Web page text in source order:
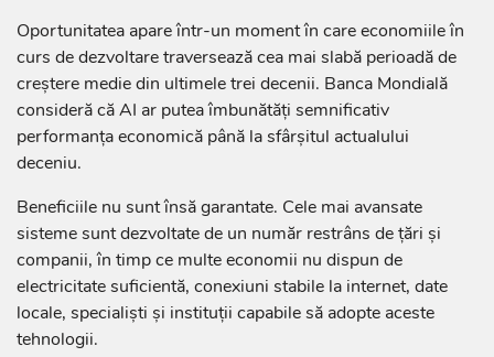
Oportunitatea apare într-un moment în care economiile în
curs de dezvoltare traversează cea mai slabă perioadă de
creștere medie din ultimele trei decenii. Banca Mondială
consideră că AI ar putea îmbunătăți semnificativ
performanța economică până la sfârșitul actualului
deceniu.
Beneficiile nu sunt însă garantate. Cele mai avansate
sisteme sunt dezvoltate de un număr restrâns de țări și
companii, în timp ce multe economii nu dispun de
electricitate suficientă, conexiuni stabile la internet, date
locale, specialiști și instituții capabile să adopte aceste
tehnologii.